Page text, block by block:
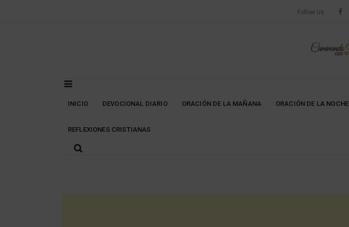
Follow Us
INICIO DEVOCIONAL DIARIO ORACIÓN DE LA MAÑANA ORACIÓN DE LA NOCHE
REFLEXIONES CRISTIANAS